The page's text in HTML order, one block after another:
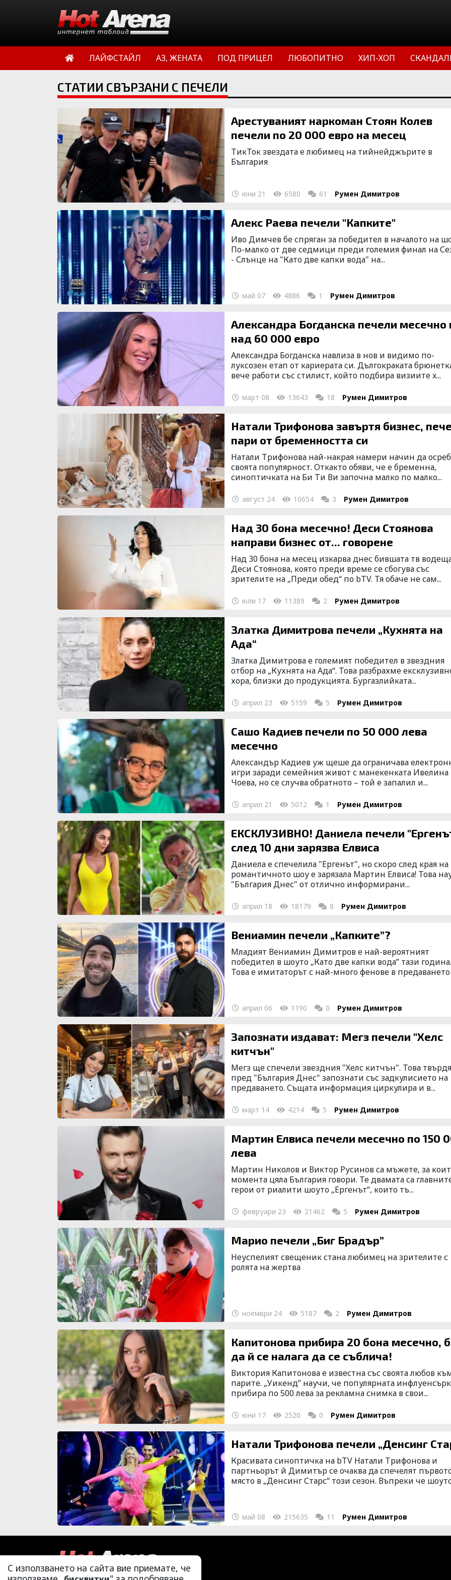
ЛАЙФСТАЙЛ АЗ, ЖЕНАТА ПОД ПРИЦЕЛ ЛЮБОПИТНО ХИП-ХОП
СТАТИИ СВЪРЗАНИ С ПЕЧЕЛИ
Арестуваният наркоман Стоян Колев
печели по 20 000 евро на месец
ТикТок звездата e любимец на тийнейджърите в
България
юни 21 6580 61 Румен Димитров
Алекс Раева печели "Капките"
Иво Димчев бе спряган за победител в началото на
По-малко от две седмици преди големия финал на
- Слънце на "Като две капки вода" на...
май 07 4886 1 Румен Димитров
Александра Богданска печели месечно по
над 60 000 евро
Александра Богданска навлиза в нов и видимо по-
луксозен етап от кариерата си. Дългокраката
вече работи със стилист, който подбира визиите x...
март 08 13643 18 Румен Димитров
Натали Трифонова завъртя бизнес, печели
пари от бременността си
Натали Трифонова най-накрая намери начин да
своята популярност. Откакто обяви, че е бременна,
синоптичката на Би Ти Ви започна малко по малко...
август 24 10654 3 Румен Димитров
Над 30 бона месечно! Деси Стоянова
направи бизнес от... говорене
Над 30 бона на месец изкарва днес бившата тв
Деси Стоянова, която преди време се сбогува със
зрителите на „Преди обед“ по bTV. Тя обаче не сам...
юли 17 11389 2 Румен Димитров
Златка Димитрова печели „Кухнята на
Ада“
Златка Димитрова е големият победител в звездния
отбор на „Кухнята на Ада“. Това разбрахме
хора, близки до продукцията. Бургазлийката...
април 23 5159 5 Румен Димитров
Сашо Кадиев печели по 50 000 лева
месечно
Александър Кадиев уж щеше да ограничава
игри заради семейния живот с манекенката Ивелина
Чоева, но се случва обратното – той е запалил и...
април 21 5012 1 Румен Димитров
ЕКСКЛУЗИВНО! Даниела печели
след 10 дни зарязва Елвиса
Даниела е спечелила "Ергенът", но скоро след края на
романтичното шоу е зарязала Мартин Елвиса! Това
"България Днес" от отлично информирани...
април 18 18179 8 Румен Димитров
Вениамин печели „Капките”?
Младият Вениамин Димитров е най-вероятният
победител в шоуто „Като две капки вода” тази година.
Това е имитаторът с най-много фенове в предаването
април 06 1190 0 Румен Димитров
Запознати издават: Мегз печели "Хелс
китчън"
Мегз ще спечели звездния "Хелс китчън". Това
пред "България Днес" запознати със задкулисието на
предаването. Същата информация циркулира и в...
март 14 4214 5 Румен Димитров
Мартин Елвиса печели месечно по 150 000
лева
Мартин Николов и Виктор Русинов са мъжете, за
момента цяла България говори. Те двамата са
герои от риалити шоуто „Ергенът“, които тъ...
февруари 23 21462 5 Румен Димитров
Марио печели „Биг Брадър”
Неуспелият свещеник стана любимец на зрителите с
ролята на жертва
ноември 24 5187 2 Румен Димитров
Капитонова прибира 20 бона месечно,
да й се налага да се съблича!
Виктория Капитонова е известна със своята любов
парите. „Уикенд” научи, че популярната
прибира по 500 лева за рекламна снимка в свои...
юни 17 2520 0 Румен Димитров
Натали Трифонова печели „Денсинг
Красивата синоптичка на bTV Натали Трифонова и
партньорът й Димитър се очаква да спечелят
място в „Денсинг Старс“ този сезон. Въпреки че
май 08 215635 11 Румен Димитров
С използването на сайта вие приемате, че